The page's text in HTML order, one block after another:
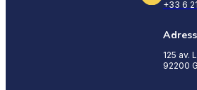
+33 6
125 av.
92200